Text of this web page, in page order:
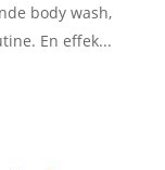
body wash,
En effek...